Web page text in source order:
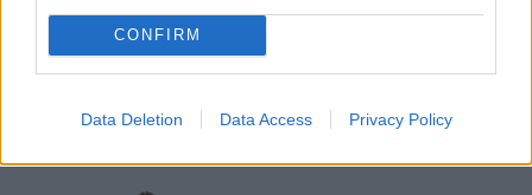
CONFIRM
Data Deletion Data Access Privacy Policy
Jalkapallon U21 EM-kisat 2025 – tässä
otteluohjelma ja Suomen joukkue